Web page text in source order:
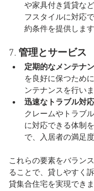
や家具付き賃貸な
フスタイルに対応
約条件を提供します
7. 管理とサービス
定期的なメンテナ
を良好に保つため
ンテナンスを行いま
迅速なトラブル対応
クレームやトラブ
に対応できる体制
で、入居者の満足
これらの要素をバラン
ることで、貸しやすく
貸集合住宅を実現でき